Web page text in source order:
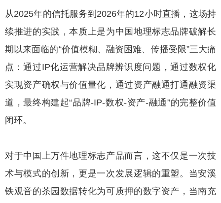
从2025年的信托服务到2026年的12小时直播，这场持
续推进的实践，本质上是为中国地理标志品牌破解长
期以来面临的“价值模糊、融资困难、传播受限”三大痛
点：通过IP化运营解决品牌辨识度问题，通过数权化
实现资产确权与价值量化，通过资产融通打通融资渠
道，最终构建起“品牌-IP-数权-资产-融通”的完整价值
闭环。
对于中国上万件地理标志产品而言，这不仅是一次技
术与模式的创新，更是一次发展逻辑的重塑。当安溪
铁观音的茶园数据转化为可质押的数字资产，当南充